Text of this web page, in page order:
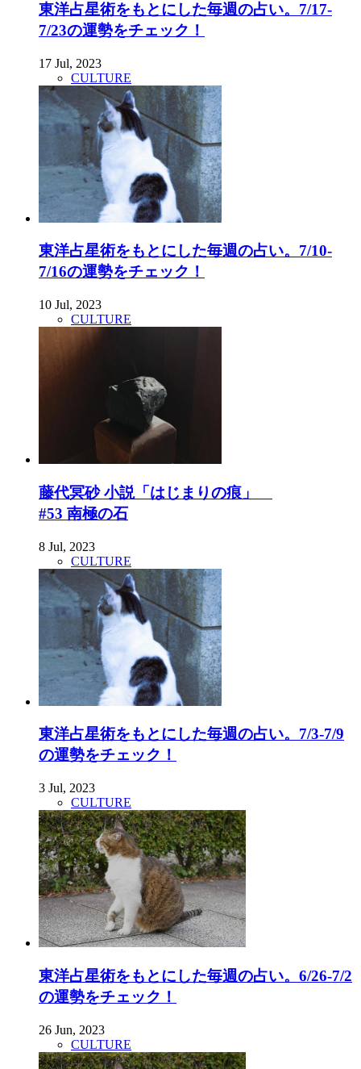
東洋占星術をもとにした毎週の占い。7/17-
7/23の運勢をチェック！
17 Jul, 2023
CULTURE
東洋占星術をもとにした毎週の占い。7/10-
7/16の運勢をチェック！
10 Jul, 2023
CULTURE
藤代冥砂 小説「はじまりの痕」
#53 南極の石
8 Jul, 2023
CULTURE
東洋占星術をもとにした毎週の占い。7/3-7/9
の運勢をチェック！
3 Jul, 2023
CULTURE
東洋占星術をもとにした毎週の占い。6/26-7/2
の運勢をチェック！
26 Jun, 2023
CULTURE